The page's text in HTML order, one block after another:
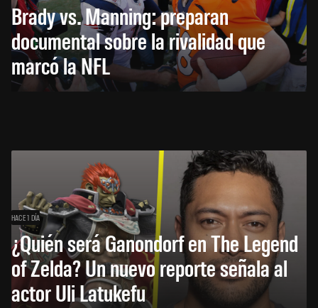
Brady vs. Manning: preparan
documental sobre la rivalidad que
marcó la NFL
HACE 1 DÍA
¿Quién será Ganondorf en The Legend
of Zelda? Un nuevo reporte señala al
actor Uli Latukefu